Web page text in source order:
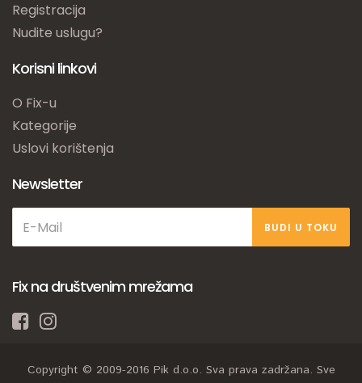
Registracija
Nudite uslugu?
Korisni linkovi
O Fix-u
Kategorije
Uslovi korištenja
Newsletter
BUDI U TOKU
Fix na društvenim mrežama
Copyright © 2009-2016 Pik d.o.o. Sva prava zadržana. Sve